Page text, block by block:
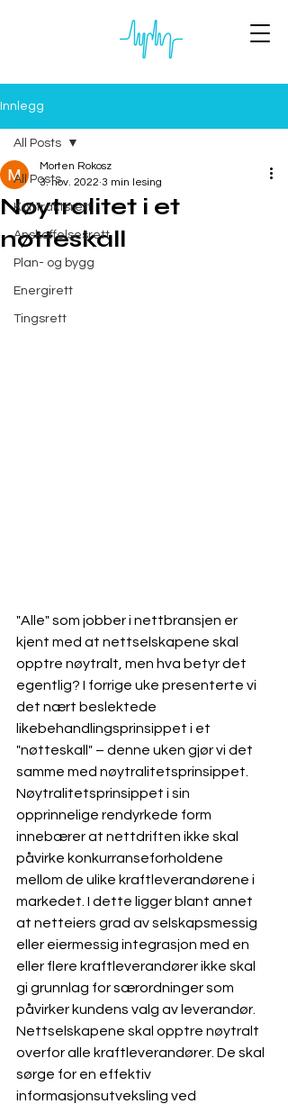
Innlegg
All Posts
Kontraktsrett
Anskaffelsesrett
Plan- og bygg
Energirett
Tingsrett
All Posts
Nøytralitet i et
nøtteskall
Morten Rokosz
3. nov. 2022 3 min lesing
"Alle" som jobber i nettbransjen er
kjent med at nettselskapene skal
opptre nøytralt, men hva betyr det
egentlig? I forrige uke presenterte vi
det nært beslektede
likebehandlingsprinsippet i et
"nøtteskall" – denne uken gjør vi det
samme med nøytralitetsprinsippet.
Nøytralitetsprinsippet i sin
opprinnelige rendyrkede form
innebærer at nettdriften ikke skal
påvirke konkurranseforholdene
mellom de ulike kraftleverandørene i
markedet. I dette ligger blant annet
at netteiers grad av selskapsmessig
eller eiermessig integrasjon med en
eller flere kraftleverandører ikke skal
gi grunnlag for særordninger som
påvirker kundens valg av leverandør.
Nettselskapene skal opptre nøytralt
overfor alle kraftleverandører. De skal
sørge for en effektiv
informasjonsutveksling ved